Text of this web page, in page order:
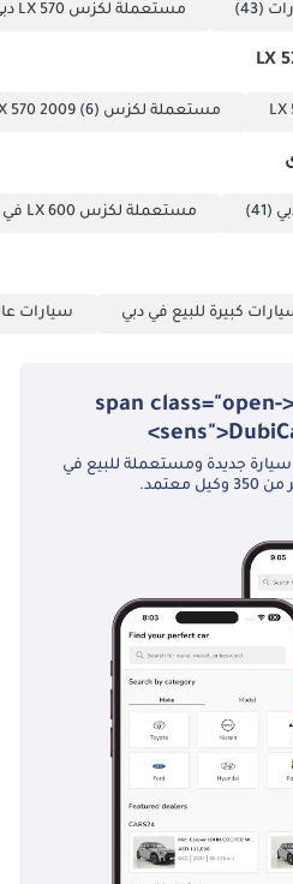
(43) مستعملة لكزس LX 570 دبي
مستعملة لكزس LX 570 2009 (6)
(41) مستعملة لكزس LX 600 في دبي
كبيرة للبيع في دبي سيارات
تحميل تطبيق <span class="open-
استكشف أكثر من 30،000 سيارة جديدة ومستعملة للبيع في
معتمد.